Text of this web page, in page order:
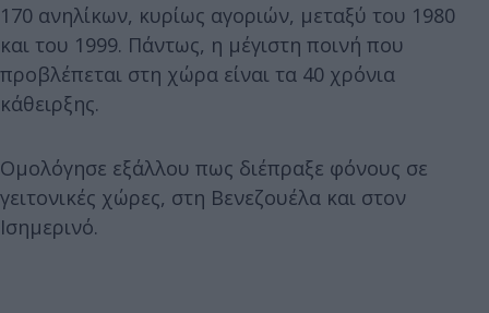
170 ανηλίκων, κυρίως αγοριών, μεταξύ του 1980
και του 1999. Πάντως, η μέγιστη ποινή που
προβλέπεται στη χώρα είναι τα 40 χρόνια
κάθειρξης.
Ομολόγησε εξάλλου πως διέπραξε φόνους σε
γειτονικές χώρες, στη Βενεζουέλα και στον
Ισημερινό.